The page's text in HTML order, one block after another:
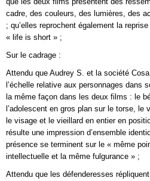
cadre, des couleurs, des lumières, des
; qu’elles reprochent également la
« life is short » ;
Sur le cadrage :
Attendu que Audrey S. et la société
l’échelle relative aux personnages dans
la même façon dans les deux films : le
l’adolescent en gros plan sur le torse, le
le visage et le vieillard en entier en
résulte une impression d’ensemble
présence se terminent sur le « même
intellectuelle et la même fulgurance » ;
Attendu que les défenderesses